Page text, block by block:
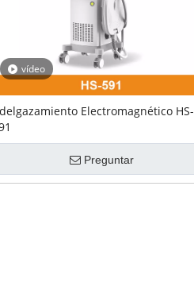
vídeo
Electromagnético HS-
Preguntar